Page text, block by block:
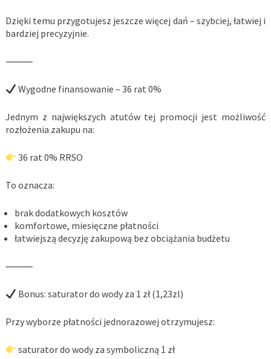
Dzięki temu przygotujesz jeszcze więcej dań – szybciej, łatwiej i
bardziej precyzyjnie.
⸻
Wygodne finansowanie – 36 rat 0%
Jednym z największych atutów tej promocji jest możliwość
rozłożenia zakupu na:
36 rat 0% RRSO
To oznacza:
brak dodatkowych kosztów
komfortowe, miesięczne płatności
łatwiejszą decyzję zakupową bez obciążania budżetu
⸻
Bonus: saturator do wody za 1 zł (1,23zl)
Przy wyborze płatności jednorazowej otrzymujesz:
saturator do wody za symboliczną 1 zł